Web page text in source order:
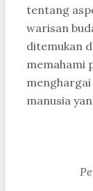
tentang
warisan
ditemukan
memahami
manusia